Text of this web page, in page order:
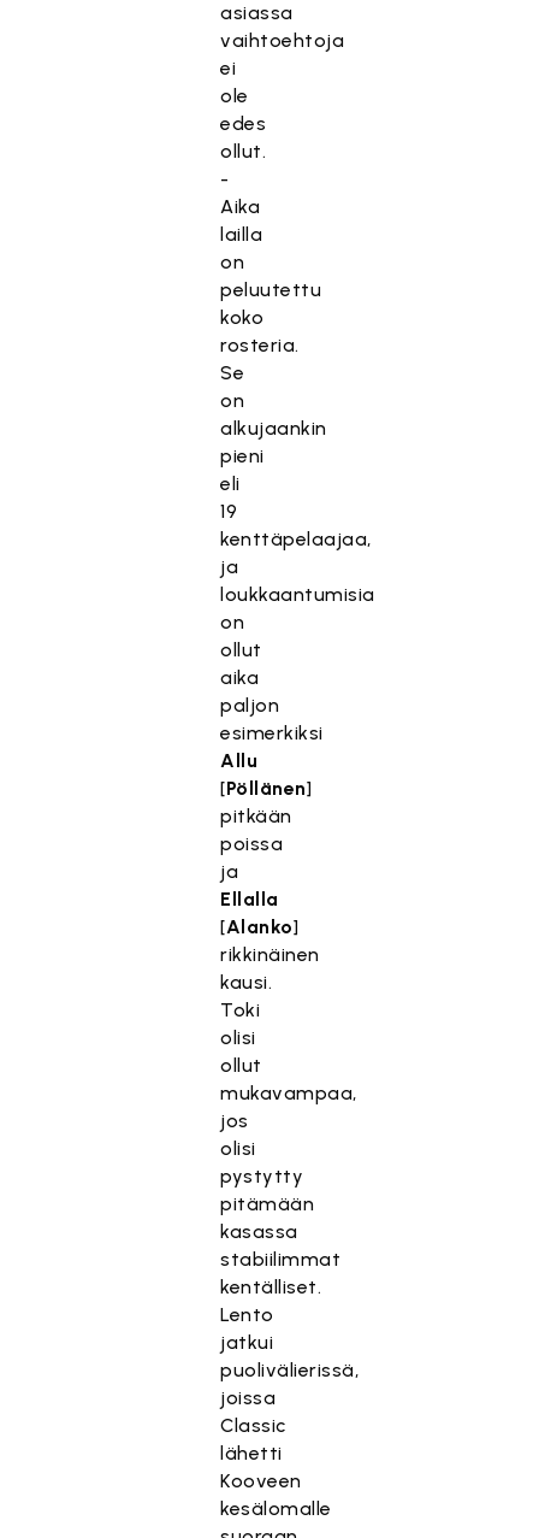
asiassa
vaihtoehtoja
ei
ole
edes
ollut.
-
Aika
lailla
on
peluutettu
koko
rosteria.
Se
on
alkujaankin
pieni
eli
19
kenttäpelaajaa,
ja
loukkaantumisia
on
ollut
aika
paljon
esimerkiksi
Allu
[Pöllänen]
pitkään
poissa
ja
Ellalla
[Alanko]
rikkinäinen
kausi.
Toki
olisi
ollut
mukavampaa,
jos
olisi
pystytty
pitämään
kasassa
stabiilimmat
kentälliset.
Lento
jatkui
puolivälierissä,
joissa
Classic
lähetti
Kooveen
kesälomalle